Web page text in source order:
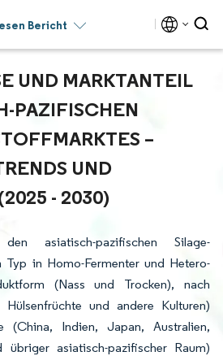
Bericht
UND MARKTANTEIL D
S
– W
UND P
- 2030)
asiatisch-pazifischen Silage-
in Homo-Fermenter und Hetero-
(Nass und Trocken), nach
und andere Kulturen)
(China, Indien, Japan, Australien,
übriger asiatisch-pazifischer Raum)